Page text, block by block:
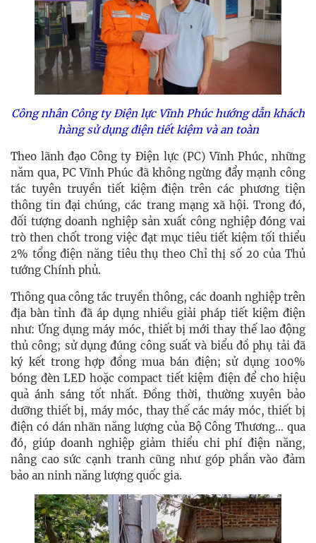
Công nhân Công ty Điện lực Vĩnh Phúc hướng dẫn khách
hàng sử dụng điện tiết kiệm và an toàn
Theo lãnh đạo Công ty Điện lực (PC) Vĩnh Phúc, những
năm qua, PC Vĩnh Phúc đã không ngừng đẩy mạnh công
tác tuyên truyền tiết kiệm điện trên các phương tiện
thông tin đại chúng, các trang mạng xã hội. Trong đó,
đối tượng doanh nghiệp sản xuất công nghiệp đóng vai
trò then chốt trong việc đạt mục tiêu tiết kiệm tối thiểu
2% tổng điện năng tiêu thụ theo Chỉ thị số 20 của Thủ
tướng Chính phủ.
Thông qua công tác truyền thông, các doanh nghiệp trên
địa bàn tỉnh đã áp dụng nhiều giải pháp tiết kiệm điện
như: Ứng dụng máy móc, thiết bị mới thay thế lao động
thủ công; sử dụng đúng công suất và biểu đồ phụ tải đã
ký kết trong hợp đồng mua bán điện; sử dụng 100%
bóng đèn LED hoặc compact tiết kiệm điện để cho hiệu
quả ánh sáng tốt nhất. Đồng thời, thường xuyên bảo
dưỡng thiết bị, máy móc, thay thế các máy móc, thiết bị
điện có dán nhãn năng lượng của Bộ Công Thương… qua
đó, giúp doanh nghiệp giảm thiểu chi phí điện năng,
nâng cao sức cạnh tranh cũng như góp phần vào đảm
bảo an ninh năng lượng quốc gia.